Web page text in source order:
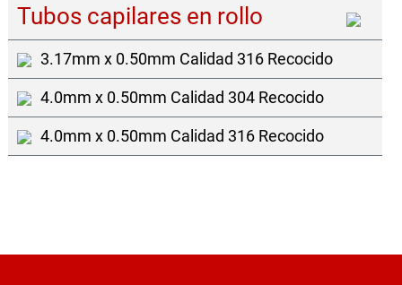
Tubos capilares en rollo
3.17mm x 0.50mm Calidad 316 Recocido
4.0mm x 0.50mm Calidad 304 Recocido
4.0mm x 0.50mm Calidad 316 Recocido